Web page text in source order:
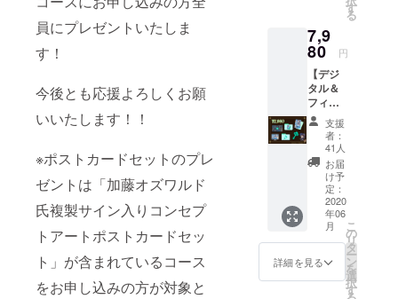
員にプレゼントいたしま
す！
今後とも応援よろしくお願
いいたします！！
※ポストカードセットのプレ
ゼントは「加藤オズワルド
氏複製サイン入りコンセプ
トアートポストカードセッ
ト」が含まれているコース
をお申し込みの方が対象と
トップ
壁紙で
す。 DL
キーは
プロ
ジェク
ト終了
後、ご
希望の
VR機器
を確認
させて
いただ
き、ご
希望に
合わせ
てお送
す
る
7,9
80 円
【デジ
タル＆
フィジ
カル
グッズ
コー
ス】 ・
「LWA
VR」DL
キー ・
オリジ
ナルデ
スク
トップ
壁紙 ・
加藤オ
支援
者：
41人
お届
け予
定：
2020
年06
月
詳細を見る
こ
の
リ
タ
ー
ン
を
選
択
す